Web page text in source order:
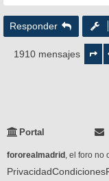
Responder
1910 mensajes
Página
de
Portal
fororealmadrid, el foro no
PrivacidadCondiciones